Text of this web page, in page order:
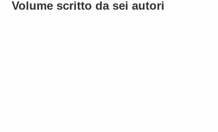
Volume scritto da sei autori